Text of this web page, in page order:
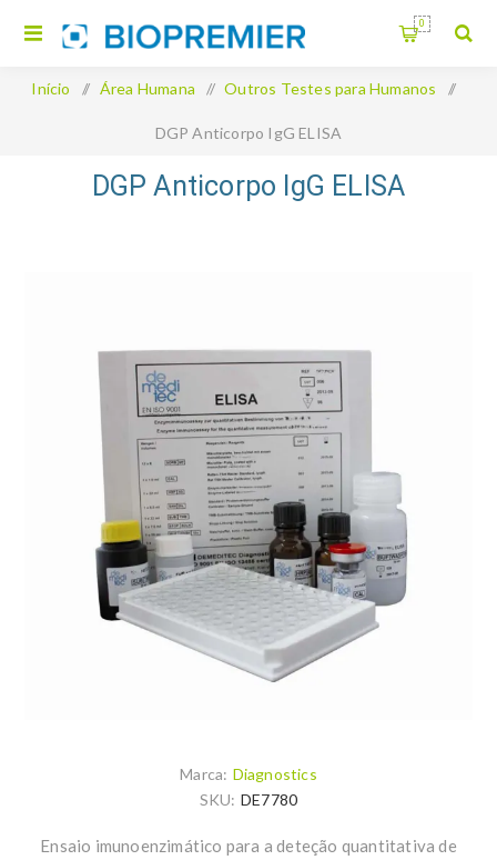
0
Início / Área Humana / Outros Testes para Humanos /
DGP Anticorpo IgG ELISA
DGP Anticorpo IgG ELISA
Marca: Diagnostics
SKU: DE7780
Ensaio imunoenzimático para a deteção quantitativa de